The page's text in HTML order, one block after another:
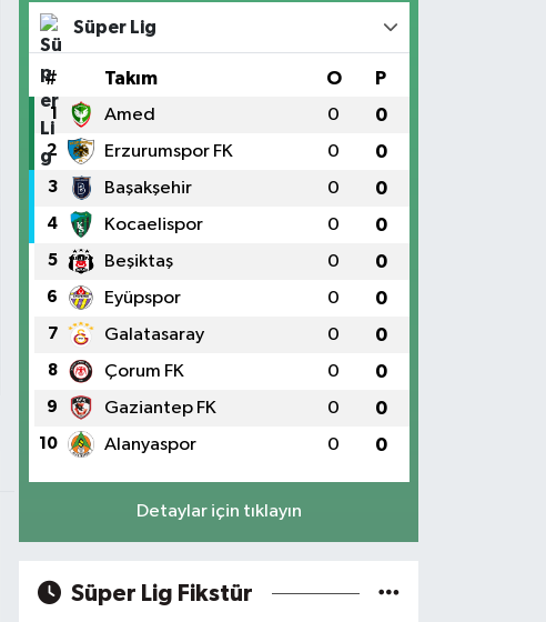
Süper Lig
# Takım O P
1 Amed 0 0
2 Erzurumspor FK 0 0
3 Başakşehir 0 0
4 Kocaelispor 0 0
5 Beşiktaş 0 0
6 Eyüpspor 0 0
7 Galatasaray 0 0
8 Çorum FK 0 0
9 Gaziantep FK 0 0
10 Alanyaspor 0 0
Detaylar için tıklayın
Süper Lig Fikstür